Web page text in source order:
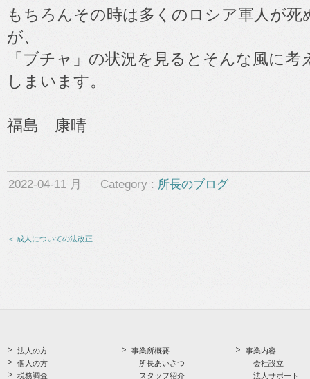
もちろんその時は多くのロシア軍人が
が、
「ブチャ」の状況を見るとそんな風に
しまいます。
福島 康晴
2022-04-11 月 ｜ Category : 所長のブログ
＜ 成人についての法改正
法人の方
個人の方
税務調査
事業所概要
所長あいさつ
スタッフ紹介
事業内容
会社設立
法人サポート